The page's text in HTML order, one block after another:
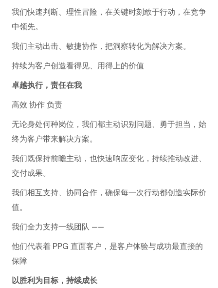
我们快速判断、理性冒险，在关键时刻敢于行动，在竞争
中领先。
我们主动出击、敏捷协作，把洞察转化为解决方案。
持续为客户创造看得见、用得上的价值
卓越执行，责任在我
高效 协作 负责
无论身处何种岗位，我们都主动识别问题、勇于担当，始
终为客户带来解决方案。
我们既保持前瞻主动，也快速响应变化，持续推动改进、
交付成果。
我们相互支持、协同合作，确保每一次行动都创造实际价
值。
我们全力支持一线团队 ——
他们代表着 PPG 直面客户，是客户体验与成功最直接的
保障
以胜利为目标，持续成长